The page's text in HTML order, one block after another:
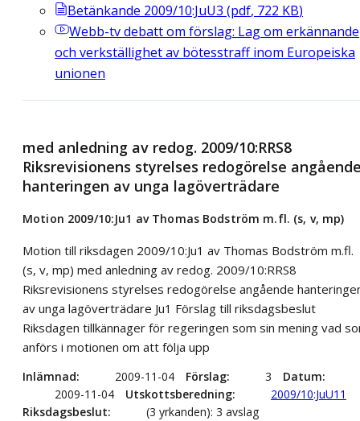
Betänkande 2009/10:JuU3 (pdf, 722 KB)
Webb-tvdebatt om förslag: Lag om erkännande
och verkställighet av bötesstraff inom Europeiska
unionen
med anledning av redog. 2009/10:RRS8
Riksrevisionens styrelses redogörelse
hanteringen av unga lagöverträdare
Motion 2009/10:Ju1 av Thomas Bodström m.fl. (s, v, mp)
Motion till riksdagen 2009/10:Ju1 av Thomas Bodström m.fl.
(s, v, mp) med anledning av redog. 2009/10:RRS8
Riksrevisionens styrelses redogörelse angående
av unga lagöverträdare Ju1 Förslag till riksdagsbeslut
Riksdagen tillkännager för regeringen som sin mening vad
anförs i motionen om att följa upp
Inlämnad 2009-11-04 Förslag 3
Datum
2009-11-04
Utskottsberedning
2009/10:JuU11
Riksdagsbeslut
(3 yrkanden): 3 avslag